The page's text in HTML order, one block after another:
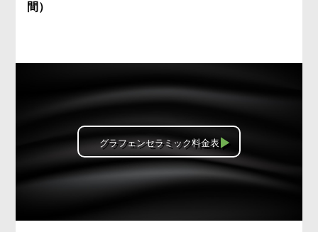
間）
グラフェンセラミック料金表